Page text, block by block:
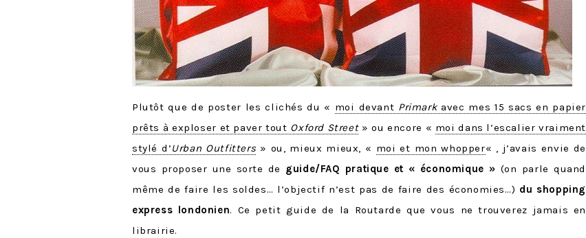
Plutôt que de poster les clichés du « moi devant Primarkavec mes 15 sacs en papier
prêts à exploser et paver tout Oxford Street» ou encore « moi dans l’escalier vraiment
stylé d’Urban Outfitters » ou, mieux mieux, « moi et mon whopper« , j’avais envie de
vous proposer une sorte de guide/FAQ pratique et « économique » (on parle quand
même de faire les soldes… l’objectif n’est pas de faire des économies…) du shopping
express londonien. Ce petit guide de la Routarde que vous ne trouverez jamais en
librairie.